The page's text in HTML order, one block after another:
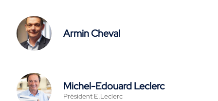
Armin Cheval
Michel-Edouard Leclerc
Président E.Leclerc